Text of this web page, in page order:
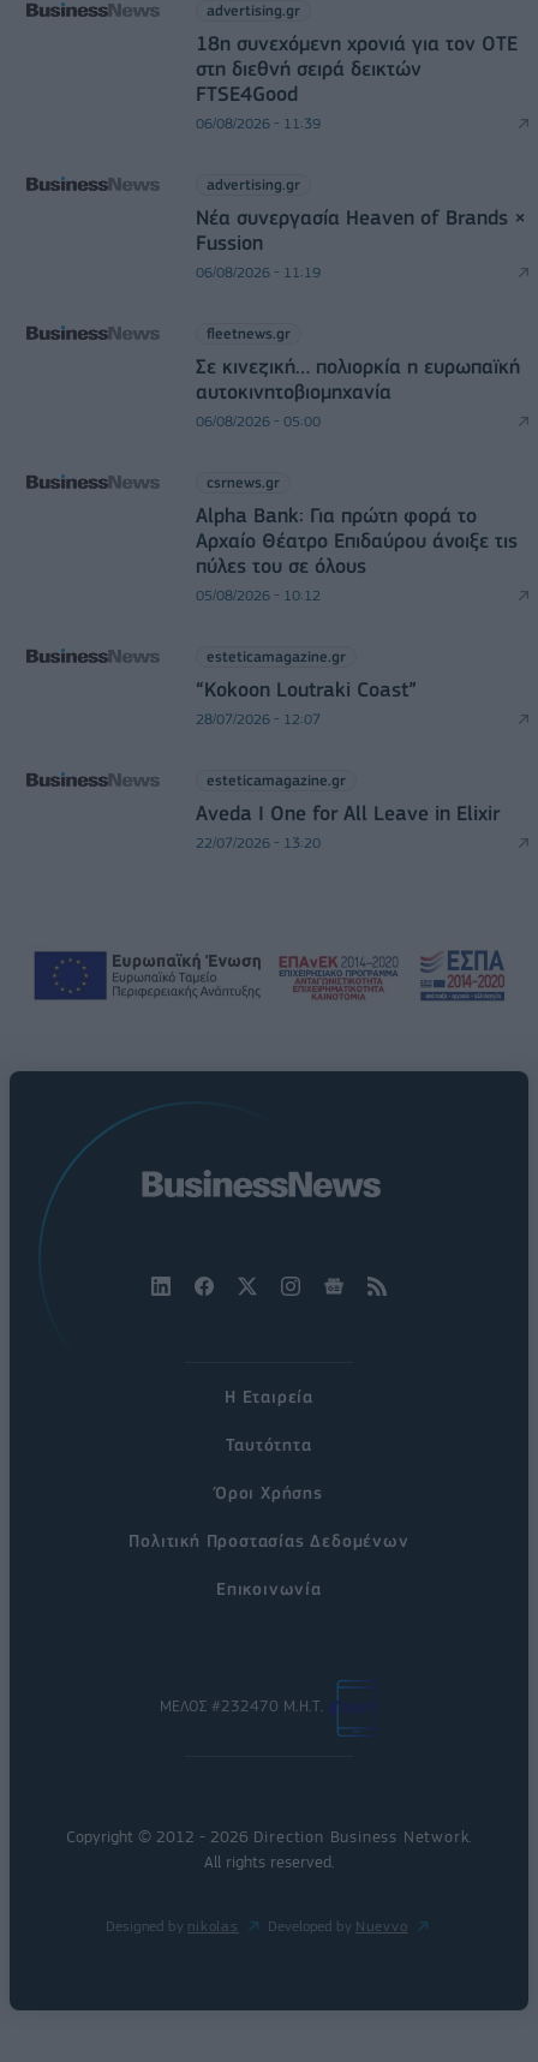
advertising.gr
18η συνεχόμενη χρονιά για τον ΟΤΕ
στη διεθνή σειρά δεικτών
FTSE4Good
06/08/2026 - 11:39
advertising.gr
Νέα συνεργασία Heaven of Brands ×
Fussion
06/08/2026 - 11:19
fleetnews.gr
Σε κινεζική… πολιορκία η ευρωπαϊκή
αυτοκινητοβιομηχανία
06/08/2026 - 05:00
csrnews.gr
Alpha Bank: Για πρώτη φορά το
Αρχαίο Θέατρο Επιδαύρου άνοιξε τις
πύλες του σε όλους
05/08/2026 - 10:12
esteticamagazine.gr
“Kokoon Loutraki Coast”
28/07/2026 - 12:07
esteticamagazine.gr
Aveda I One for All Leave in Elixir
22/07/2026 - 13:20
Η Εταιρεία
Ταυτότητα
Όροι Χρήσης
Πολιτική Προστασίας Δεδομένων
Επικοινωνία
ΜΕΛΟΣ #232470 Μ.Η.Τ.
Copyright © 2012 - 2026 Direction Business Network
All rights reserved.
Designed by nikolas Developed by Nuevvo